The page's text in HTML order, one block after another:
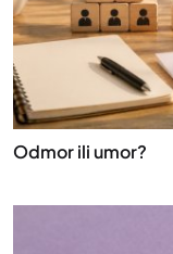
Odmor ili umor?